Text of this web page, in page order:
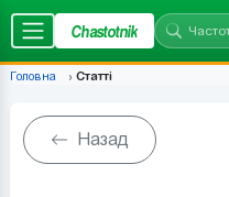
Chastotnik
Головна Статті
Назад